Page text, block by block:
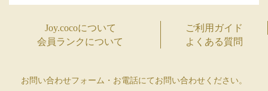
Joy.cocoについて
ご利用ガイド
会員ランクについて
よくある質問
お問い合わせフォーム・お電話にてお問い合わせください。